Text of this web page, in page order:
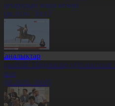
жаңа кезеңі
20:12
Партиялар үгіт-
20:05